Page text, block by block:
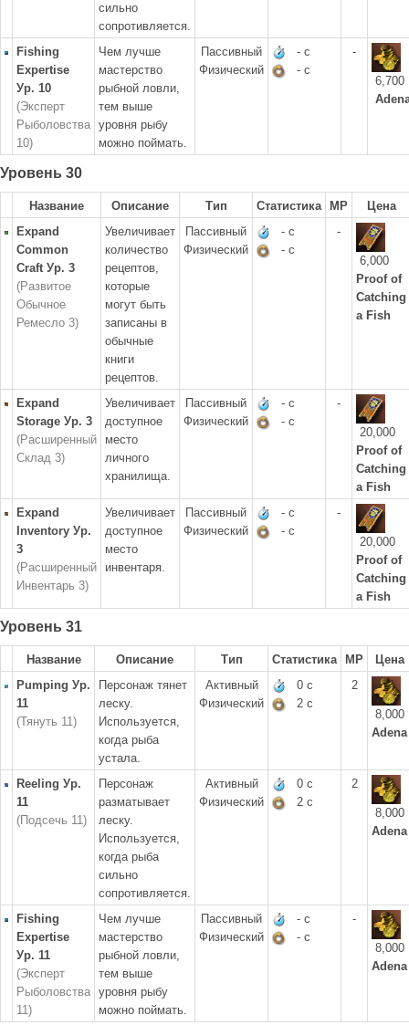
сильно
сопротивляется.
Fishing
Expertise
Ур. 10
(Эксперт
Рыболовства
10)
Чем лучше
мастерство
рыбной ловли,
тем выше
уровня рыбу
можно поймать.
Пассивный
Физический
- с
- с
-
6,700
Уровень 30
Название Описание Тип Статистика MP
Цена
Expand
Common
Craft Ур. 3
(Развитое
Обычное
Ремесло 3)
Увеличивает
количество
рецептов,
которые
могут быть
записаны в
обычные
книги
рецептов.
Пассивный
Физический
- с
- с
-
6,000
Proof of
Catching
a Fish
Expand
Storage Ур. 3
(Расширенный
Склад 3)
Увеличивает
доступное
место
личного
хранилища.
Пассивный
Физический
- с
- с
-
20,000
Proof of
Catching
a Fish
Expand
Inventory Ур.
3
(Расширенный
Инвентарь 3)
Увеличивает
доступное
место
инвентаря.
Пассивный
Физический
- с
- с
-
20,000
Proof of
Catching
a Fish
Уровень 31
Название Описание Тип Статистика MP
Цена
Pumping Ур.
11
(Тянуть 11)
Персонаж тянет
леску.
Используется,
когда рыба
устала.
Активный
Физический
0 с
2 с
2
8,000
Adena
Reeling Ур.
11
(Подсечь 11)
Персонаж
разматывает
леску.
Используется,
когда рыба
сильно
сопротивляется.
Активный
Физический
0 с
2 с
2
8,000
Adena
Fishing
Expertise
Ур. 11
(Эксперт
Рыболовства
11)
Чем лучше
мастерство
рыбной ловли,
тем выше
уровня рыбу
можно поймать.
Пассивный
Физический
- с
- с
-
8,000
Adena